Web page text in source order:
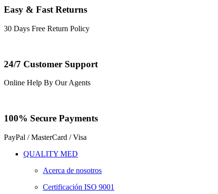
Easy & Fast Returns
30 Days Free Return Policy
24/7 Customer Support
Online Help By Our Agents
100% Secure Payments
PayPal / MasterCard / Visa
QUALITY MED
Acerca de nosotros
Certificación ISO 9001